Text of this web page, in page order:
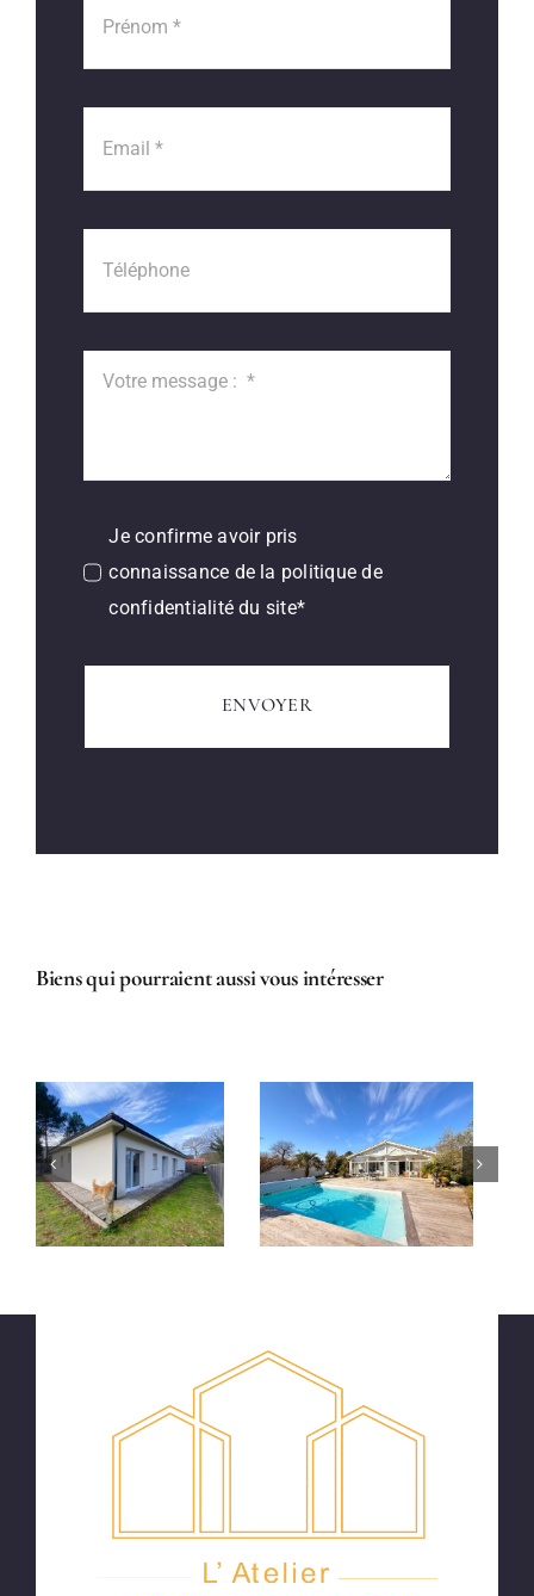
Je confirme avoir pris
connaissance de la politique de
confidentialité du site*
ENVOYER
Biens qui pourraient aussi vous intéresser
Maison T4
récente avec
Gujan-
Maison T5
Gujan-